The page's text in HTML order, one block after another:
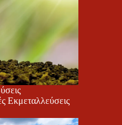
Εκμεταλλεύσεις